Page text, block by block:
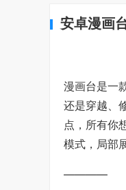
安卓漫画
漫画台是一
还是穿越、
点，所有你
模式，局部
————